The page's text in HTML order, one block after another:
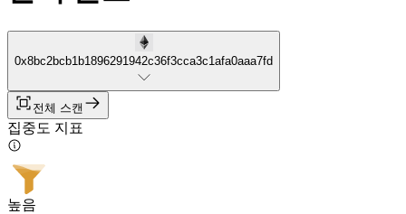
0x8bc2bcb1b1896291942c36f3cca3c1afa0aaa7fd
전체 스캔
집중도 지표
높음